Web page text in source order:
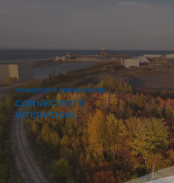
TRANSPORT FERROVIAIRE
CONNECTIVITÉ
INTERMODAL